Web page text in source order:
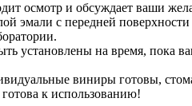
осмотр и обсуждает ваши
эмали с передней
установлены на время, пока
виниры готовы,
к использованию!